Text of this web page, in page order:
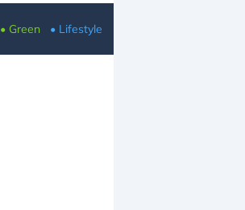
• Green • Lifestyle